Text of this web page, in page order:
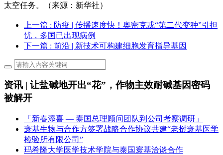
太空任务。
（来源：新华社）
上一篇 : 防疫 | 传播速度快！奥密克戎“第二代变种”引担
忧，多国已出现病例
下一篇 : 前沿 | 新技术可构建细胞发育指导基因
资讯 | 让盐碱地开出“花”，作物主效耐碱基因密码
被解开
「新春添喜 — 泰国总理顾问团队到公司考察调研」
寰基生物与合作方签署战略合作协议共建“老挝寰基医学
检验所有限公司”
玛希隆大学医学技术学院与泰国寰基洽谈合作